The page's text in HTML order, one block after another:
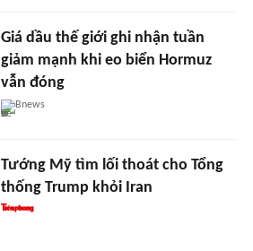
Giá dầu thế giới ghi nhận tuần
giảm mạnh khi eo biển Hormuz
vẫn đóng
Bnews
Tướng Mỹ tìm lối thoát cho Tổng
thống Trump khỏi Iran